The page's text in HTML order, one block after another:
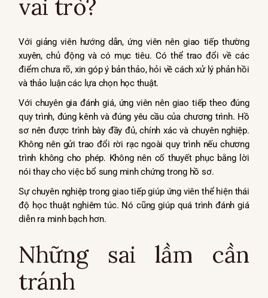
vai trò?
Với giảng viên hướng dẫn, ứng viên nên giao tiếp thường
xuyên, chủ động và có mục tiêu. Có thể trao đổi về các
điểm chưa rõ, xin góp ý bản thảo, hỏi về cách xử lý phản hồi
và thảo luận các lựa chọn học thuật.
Với chuyên gia đánh giá, ứng viên nên giao tiếp theo đúng
quy trình, đúng kênh và đúng yêu cầu của chương trình. Hồ
sơ nên được trình bày đầy đủ, chính xác và chuyên nghiệp.
Không nên gửi trao đổi rời rạc ngoài quy trình nếu chương
trình không cho phép. Không nên cố thuyết phục bằng lời
nói thay cho việc bổ sung minh chứng trong hồ sơ.
Sự chuyên nghiệp trong giao tiếp giúp ứng viên thể hiện thái
độ học thuật nghiêm túc. Nó cũng giúp quá trình đánh giá
diễn ra minh bạch hơn.
Những sai lầm cần
tránh